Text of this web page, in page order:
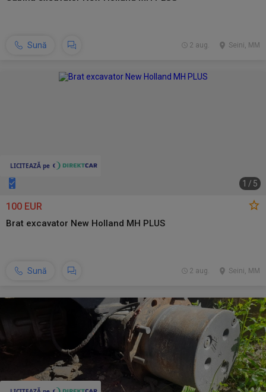
Sună Seini, MM
2 aug.
1 / 5
100 EUR
Brat excavator New Holland MH PLUS
Sună Seini, MM
2 aug.